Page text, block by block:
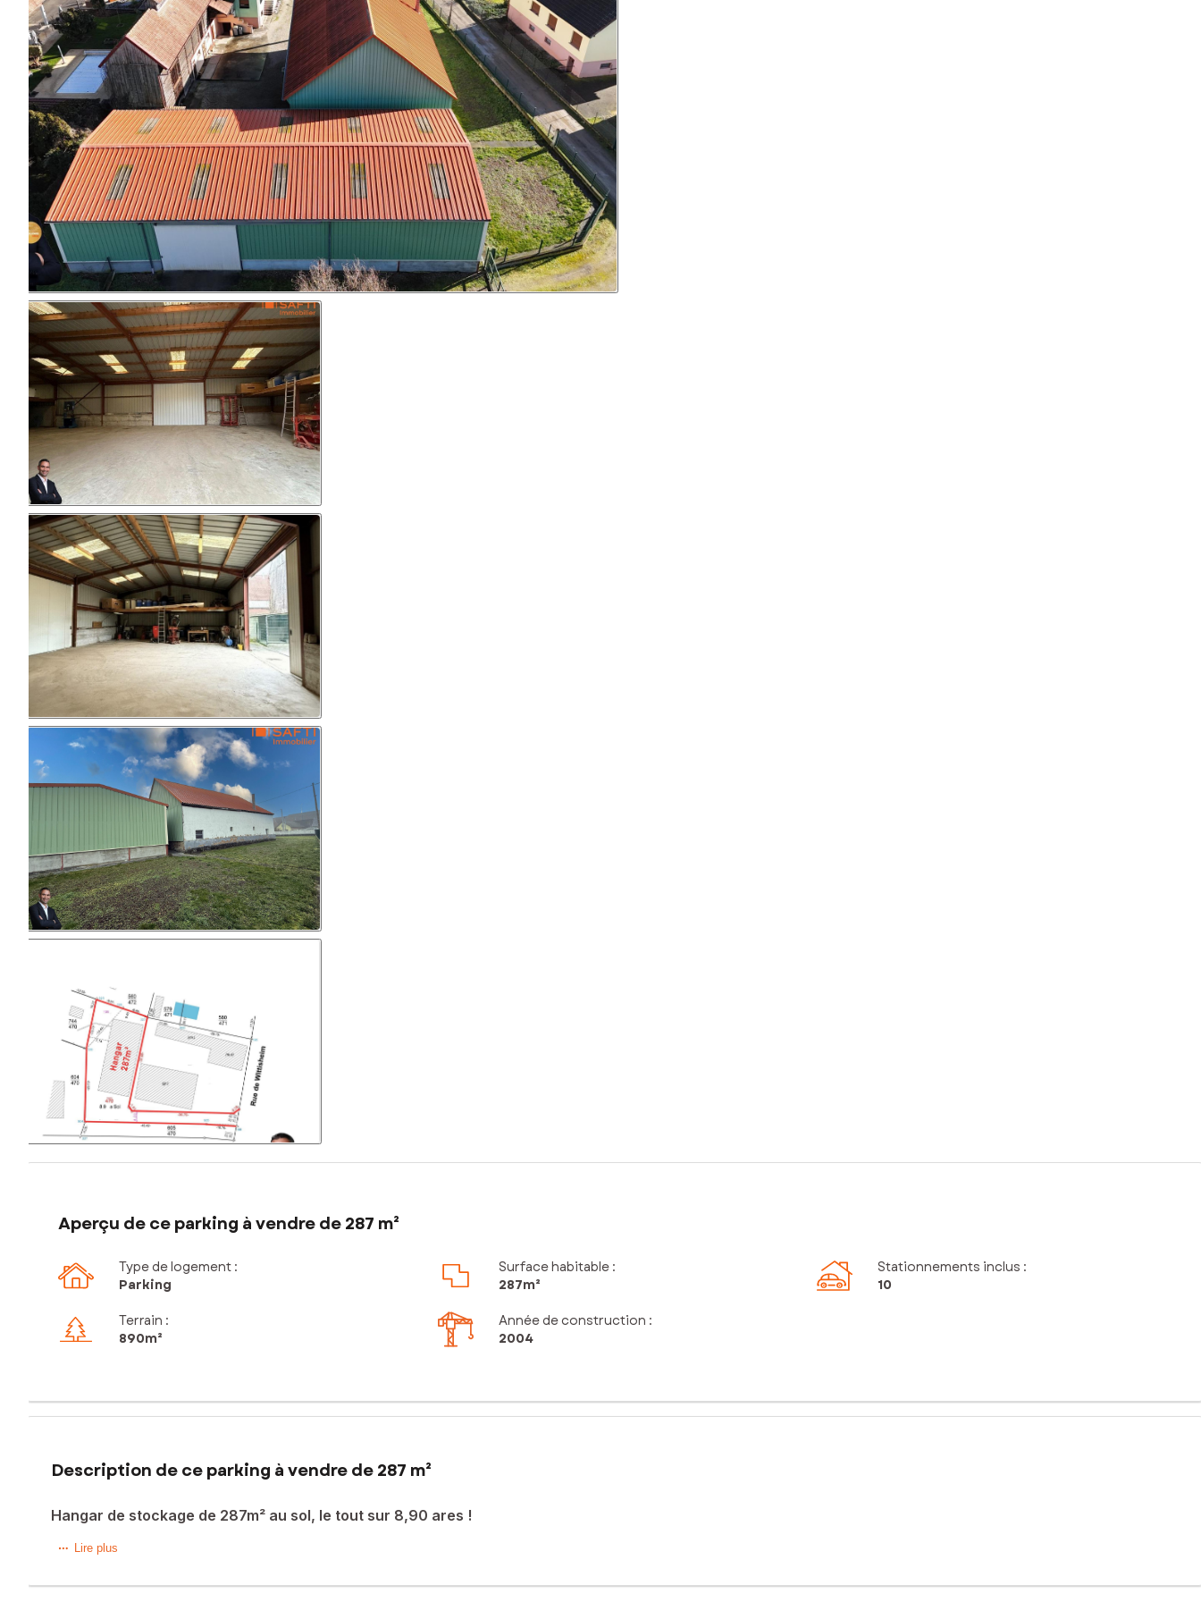
Aperçu de ce parking à vendre de 287 m²
Type de logement :
Parking
Surface habitable :
287m²
Stationnements inclus :
10
Terrain :
890m²
Année de construction :
2004
Description de ce parking à vendre de 287 m²
Hangar de stockage de 287m² au sol, le tout sur 8,90 ares !
Bien rare à la vente !
Situé à Bindernheim, à seulement 15 minutes de Sélestat et de l’Allemagne, ainsi qu’à 30 minutes de Strasbourg et de Colmar, venez découvrir ce hangar de 287 m² en parfait état, implanté sur
Lire plus